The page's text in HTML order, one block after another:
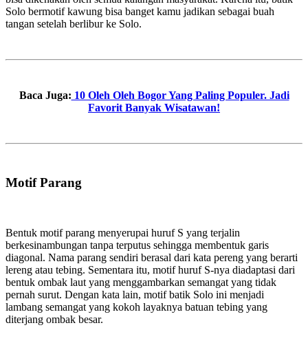
Solo bermotif kawung bisa banget kamu jadikan sebagai buah
tangan setelah berlibur ke Solo.
Baca Juga: 10 Oleh Oleh Bogor Yang Paling Populer. Jadi
Favorit Banyak Wisatawan!
Motif Parang
Bentuk motif parang menyerupai huruf S yang terjalin
berkesinambungan tanpa terputus sehingga membentuk garis
diagonal. Nama parang sendiri berasal dari kata pereng yang berarti
lereng atau tebing. Sementara itu, motif huruf S-nya diadaptasi dari
bentuk ombak laut yang menggambarkan semangat yang tidak
pernah surut. Dengan kata lain, motif batik Solo ini menjadi
lambang semangat yang kokoh layaknya batuan tebing yang
diterjang ombak besar.